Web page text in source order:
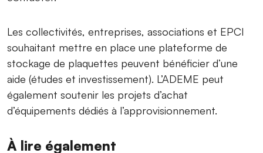
Les collectivités, entreprises, associations et EPCI
souhaitant mettre en place une plateforme de
stockage de plaquettes peuvent bénéficier d’une
aide (études et investissement). L’ADEME peut
également soutenir les projets d’achat
d’équipements dédiés à l’approvisionnement.
À lire également